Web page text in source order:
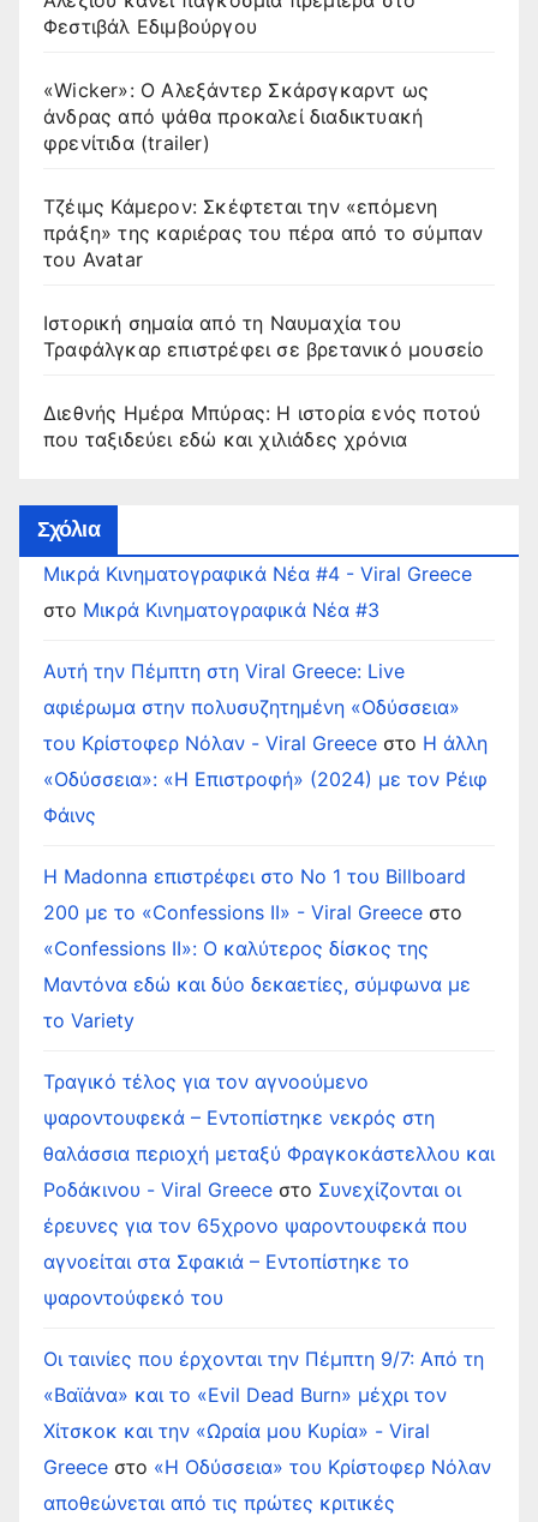
Φεστιβάλ Εδιμβούργου
«Wicker»: Ο Αλεξάντερ Σκάρσγκαρντ ως
άνδρας από ψάθα προκαλεί διαδικτυακή
φρενίτιδα (trailer)
Τζέιμς Κάμερον: Σκέφτεται την «επόμενη
πράξη» της καριέρας του πέρα από το σύμπαν
του Avatar
Ιστορική σημαία από τη Ναυμαχία του
Τραφάλγκαρ επιστρέφει σε βρετανικό μουσείο
Διεθνής Ημέρα Μπύρας: Η ιστορία ενός ποτού
που ταξιδεύει εδώ και χιλιάδες χρόνια
Σχόλια
Μικρά Κινηματογραφικά Νέα #4 - Viral Greece
στο Μικρά Κινηματογραφικά Νέα #3
Αυτή την Πέμπτη στη Viral Greece: Live
αφιέρωμα στην πολυσυζητημένη «Οδύσσεια»
του Κρίστοφερ Νόλαν - Viral Greece στο Η άλλη
«Οδύσσεια»: «Η Επιστροφή» (2024) με τον Ρέιφ
Φάινς
Η Madonna επιστρέφει στο Νο 1 του Billboard
200 με το «Confessions II» - Viral Greece στο
«Confessions II»: Ο καλύτερος δίσκος της
Μαντόνα εδώ και δύο δεκαετίες, σύμφωνα με
το Variety
Τραγικό τέλος για τον αγνοούμενο
ψαροντουφεκά – Εντοπίστηκε νεκρός στη
θαλάσσια περιοχή μεταξύ Φραγκοκάστελλου και
Ροδάκινου - Viral Greece στο Συνεχίζονται οι
έρευνες για τον 65χρονο ψαροντουφεκά που
αγνοείται στα Σφακιά – Εντοπίστηκε το
ψαροντούφεκό του
Οι ταινίες που έρχονται την Πέμπτη 9/7: Από τη
«Βαϊάνα» και το «Evil Dead Burn» μέχρι τον
Χίτσκοκ και την «Ωραία μου Κυρία» - Viral
Greece στο «Η Οδύσσεια» του Κρίστοφερ Νόλαν
αποθεώνεται από τις πρώτες κριτικές